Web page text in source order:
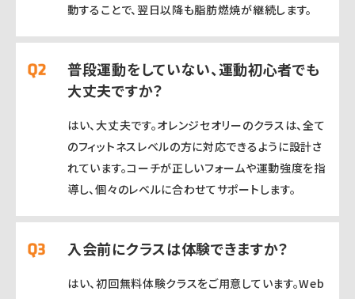
動することで、翌日以降も脂肪燃焼が継続します。
普段運動をしていない、運動初心者でも
大丈夫ですか？
はい、大丈夫です。オレンジセオリーのクラスは、全て
のフィットネスレベルの方に対応できるように設計さ
れています。コーチが正しいフォームや運動強度を指
導し、個々のレベルに合わせてサポートします。
入会前にクラスは体験できますか？
はい、初回無料体験クラスをご用意しています。Web